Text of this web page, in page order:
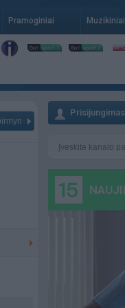
Pramoginiai Muzikiniai
Prisijungimas